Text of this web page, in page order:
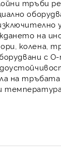
тръби
на
колена,
с О-
на